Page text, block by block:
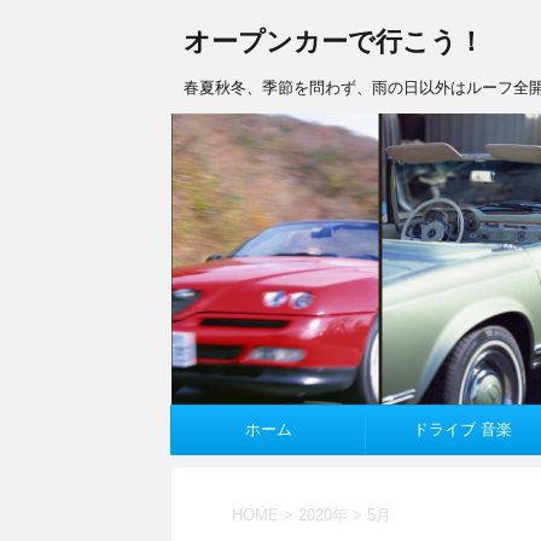
オープンカーで行こう！
春夏秋冬、季節を問わず、雨の日以外はルーフ全
ホーム ドライブ 音楽
HOME > 2020年 > 5月